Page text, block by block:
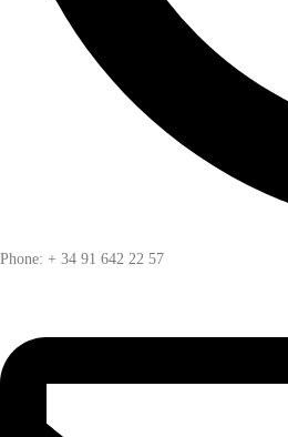
Phone: + 34 91 642 22 57